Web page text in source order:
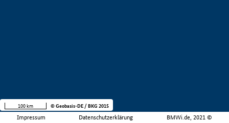
Impressum Datenschutzerklärung BMWi.de, 2021 ©
100 km © Geobasis-DE / BKG 2015